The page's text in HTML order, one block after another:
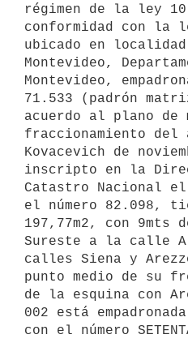
régimen de la ley
conformidad con la
ubicado en
Montevideo,
Montevideo,
71.533 (padrón
acuerdo al plano de
fraccionamiento del
Kovacevich de
inscripto en la
Catastro Nacional el
el número 82.098,
197,77m2, con 9mts
Sureste a la calle
calles Siena y
punto medio de su
de la esquina con
002 está
con el número